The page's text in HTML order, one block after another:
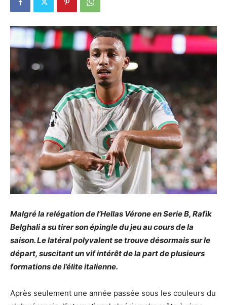
Malgré la relégation de l’Hellas Vérone en Serie B, Rafik
Belghali a su tirer son épingle du jeu au cours de la
saison. Le latéral polyvalent se trouve désormais sur le
départ, suscitant un vif intérêt de la part de plusieurs
formations de l’élite italienne.
Après seulement une année passée sous les couleurs du